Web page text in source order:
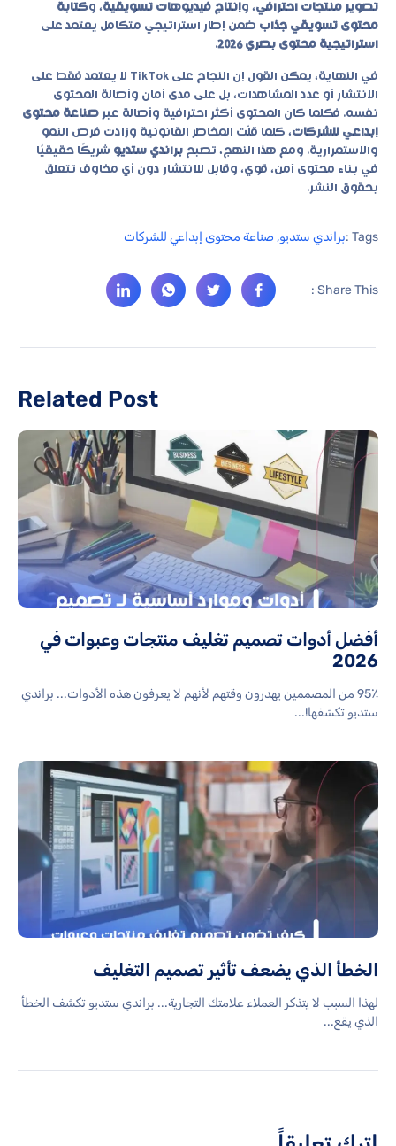
تصوير منتجات احترافي، وإنتاج فيديوهات تسويقية، وكتابة
محتوى تسويقي جذاب ضمن إطار استراتيجي متكامل يعتمد على
استراتيجية محتوى بصري 2026
.
في النهاية، يمكن القول إن النجاح على TikTok لا يعتمد فقط على
الانتشار أو عدد المشاهدات، بل على مدى أمان وأصالة المحتوى
نفسه. فكلما كان المحتوى أكثر احترافية وأصالة عبر صناعة محتوى
إبداعي للشركات، كلما قلّت المخاطر القانونية وزادت فرص النمو
والاستمرارية. ومع هذا النهج، تصبح براندي ستديو شريكًا حقيقيًا
في بناء محتوى آمن، قوي، وقابل للانتشار دون أي مخاوف تتعلق
بحقوق النشر.
Tags : براندي ستديو, صناعة محتوى إبداعي للشركات
Share This :
Related Post
أفضل أدوات تصميم تغليف منتجات وعبوات في
2026
95٪ من المصممين يهدرون وقتهم لأنهم لا يعرفون هذه الأدوات... براندي
ستديو تكشفها!...
الخطأ الذي يضعف تأثير تصميم التغليف
لهذا السبب لا يتذكر العملاء علامتك التجارية... براندي ستديو تكشف الخطأ
الذي يقع...